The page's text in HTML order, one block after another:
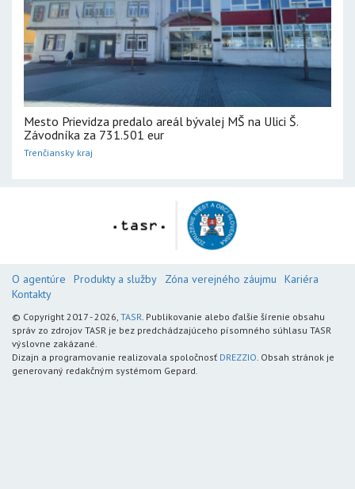
Mesto Prievidza predalo areál bývalej MŠ na Ulici Š.
Závodníka za 731.501 eur
Trenčiansky kraj
O agentúre Produkty a služby Zóna verejného záujmu
Kariéra
Kontakty
© Copyright 2017 - 2026, TASR. Publikovanie alebo ďalšie šírenie obsahu
správ zo zdrojov TASR je bez predchádzajúceho písomného súhlasu TASR
výslovne zakázané.
Dizajn a programovanie realizovala spoločnosť DREZZIO. Obsah stránok je
generovaný redakčným systémom Gepard.